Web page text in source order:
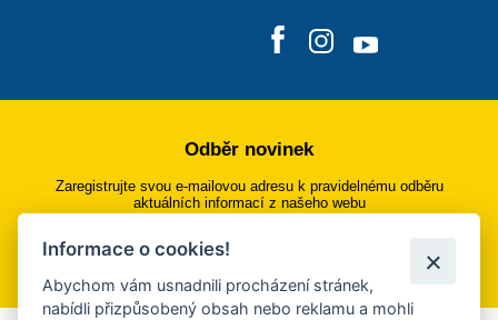
Odběr novinek
Zaregistrujte svou e-mailovou adresu k pravidelnému odběru
aktuálních informací z našeho webu
Přihlásit se k odběru
Informace o cookies!
Abychom vám usnadnili procházení stránek,
nabídli přizpůsobený obsah nebo reklamu a mohli